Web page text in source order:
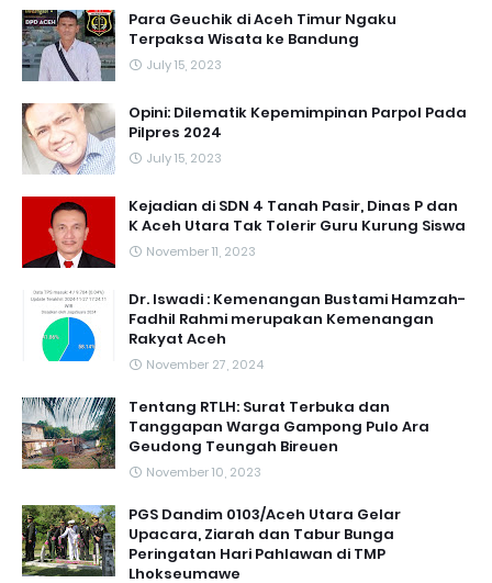
Para Geuchik di Aceh Timur Ngaku
Terpaksa Wisata ke Bandung
July 15, 2023
Opini: Dilematik Kepemimpinan Parpol Pada
Pilpres 2024
July 15, 2023
Kejadian di SDN 4 Tanah Pasir, Dinas P dan
K Aceh Utara Tak Tolerir Guru Kurung Siswa
November 11, 2023
Dr. Iswadi : Kemenangan Bustami Hamzah-
Fadhil Rahmi merupakan Kemenangan
Rakyat Aceh
November 27, 2024
Tentang RTLH: Surat Terbuka dan
Tanggapan Warga Gampong Pulo Ara
Geudong Teungah Bireuen
November 10, 2023
PGS Dandim 0103/Aceh Utara Gelar
Upacara, Ziarah dan Tabur Bunga
Peringatan Hari Pahlawan di TMP
Lhokseumawe